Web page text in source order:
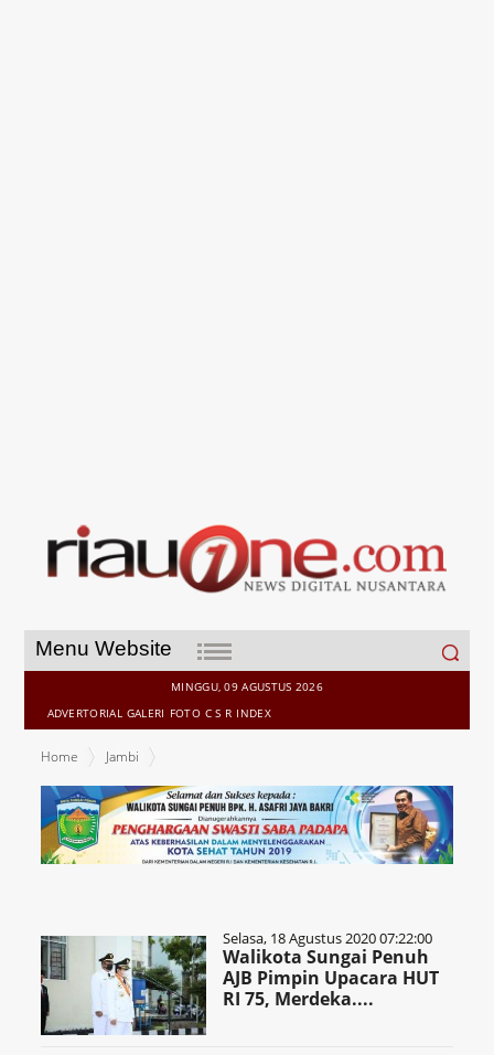
Menu Website
Search
for:
MINGGU, 09 AGUSTUS 2026
ADVERTORIAL GALERI FOTO C S R INDEX
Home Jambi
Selasa, 18 Agustus 2020 07:22:00
Walikota Sungai Penuh
AJB Pimpin Upacara HUT
RI 75, Merdeka....